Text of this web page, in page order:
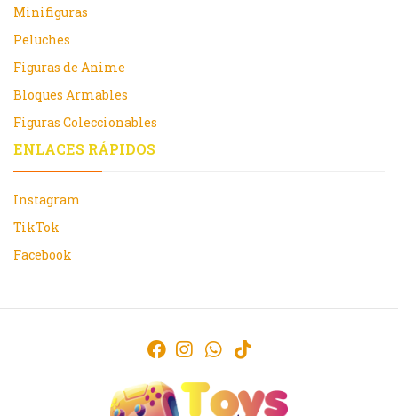
Minifiguras
Peluches
Figuras de Anime
Bloques Armables
Figuras Coleccionables
ENLACES RÁPIDOS
Instagram
TikTok
Facebook